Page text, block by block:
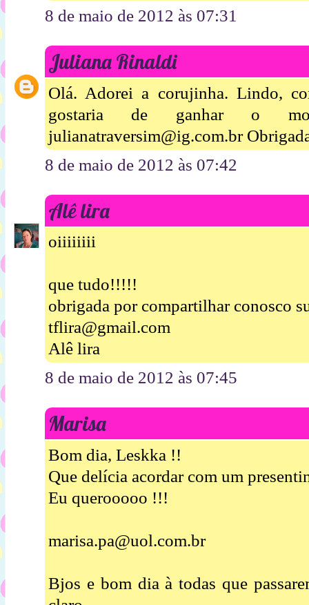
8 de maio de 2012 às 07:31
Juliana Rinaldi
Olá. Adorei a corujinha. Lindo,
gostaria de ganhar o
julianatraversim@ig.com.br
8 de maio de 2012 às 07:42
Alê lira
oiiiiiiii
que tudo!!!!!
obrigada por compartilhar conosco
tflira@gmail.com
Alê lira
8 de maio de 2012 às 07:45
Marisa
Bom dia, Leskka !!
Que delícia acordar com um
Eu querooooo !!!
marisa.pa@uol.com.br
Bjos e bom dia à todas que